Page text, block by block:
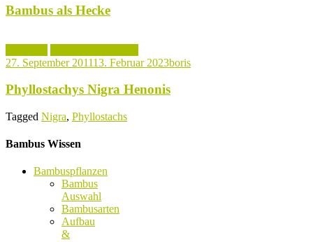
Bambus als Hecke
27. September 201113. Februar 2023boris
Phyllostachys Nigra Henonis
Tagged Nigra, Phyllostachs
Bambus Wissen
Bambuspflanzen
Bambus
Auswahl
Bambusarten
Aufbau
&